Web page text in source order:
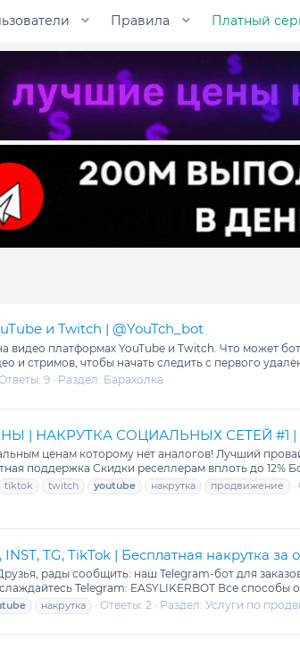
Правила Платный
и Twitch | @YouTch_bot
видео платформах YouTube и Twitch. Что может
и стримов, чтобы начать следить с первого
9 Раздел: Барахолка
| НАКРУТКА СОЦИАЛЬНЫХ СЕТЕЙ #1
ценам которому нет аналогов! Лучший
поддержка Скидки реселлерам вплоть до 12%
tiktok twitch youtube накрутка продвижение
TG, TikTok | Бесплатная накрутка за
рады сообщить: наш Telegram-бот для
Telegram: EASYLIKERBOT Все способы
накрутка Ответы: 2 Раздел: Услуги по